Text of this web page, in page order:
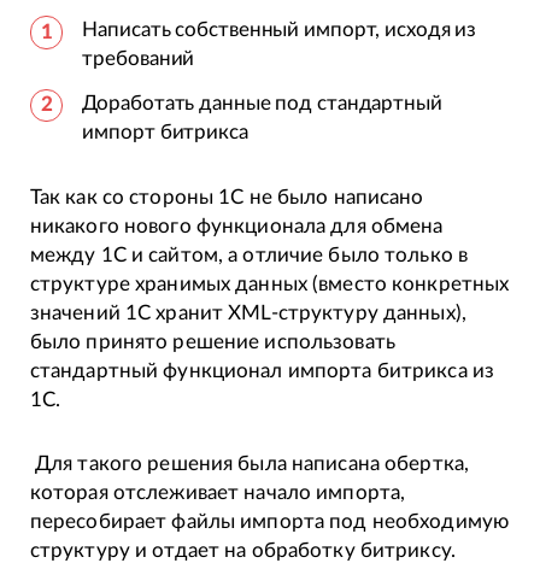
Написать собственный импорт, исходя из
требований
Доработать данные под стандартный
импорт битрикса
Так как со стороны 1С не было написано
никакого нового функционала для обмена
между 1С и сайтом, а отличие было только в
структуре хранимых данных (вместо конкретных
значений 1С хранит XML-структуру данных),
было принято решение использовать
стандартный функционал импорта битрикса из
1С.
Для такого решения была написана обертка,
которая отслеживает начало импорта,
пересобирает файлы импорта под необходимую
структуру и отдает на обработку битриксу.